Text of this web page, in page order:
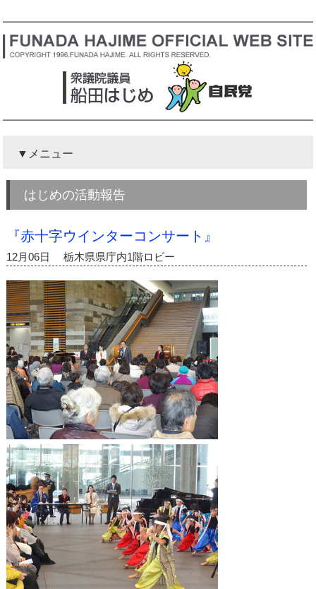
メニュー
はじめの活動報告
『赤十字ウインターコンサート』
12月06日 栃木県県庁内1階ロビー